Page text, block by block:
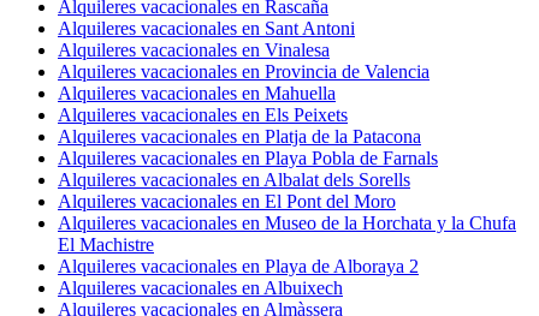
Alquileres vacacionales en Rascaña
Alquileres vacacionales en Sant Antoni
Alquileres vacacionales en Vinalesa
Alquileres vacacionales en Provincia de Valencia
Alquileres vacacionales en Mahuella
Alquileres vacacionales en Els Peixets
Alquileres vacacionales en Platja de la Patacona
Alquileres vacacionales en Playa Pobla de Farnals
Alquileres vacacionales en Albalat dels Sorells
Alquileres vacacionales en El Pont del Moro
Alquileres vacacionales en Museo de la Horchata y la Chufa
El Machistre
Alquileres vacacionales en Playa de Alboraya 2
Alquileres vacacionales en Albuixech
Alquileres vacacionales en Almàssera